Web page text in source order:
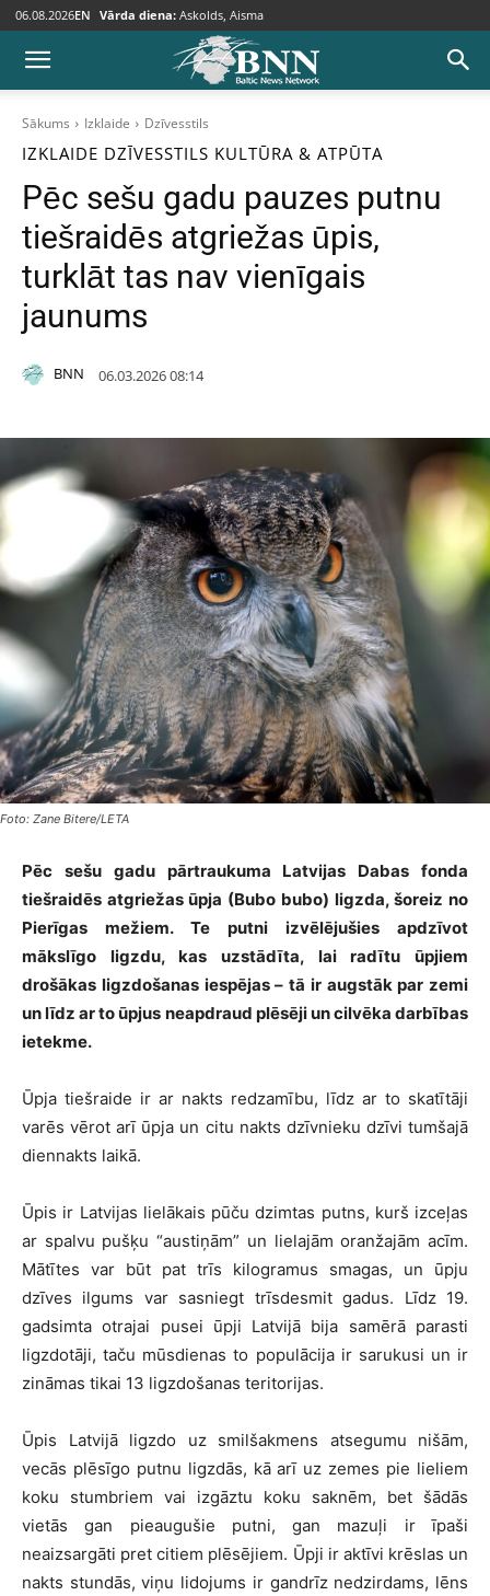
06.08.2026EN Vārda diena: Askolds, Aisma
Sākums Izklaide Dzīvesstils
IZKLAIDE DZĪVESSTILS KULTŪRA & ATPŪTA
Pēc sešu gadu pauzes putnu
tiešraidēs atgriežas ūpis,
turklāt tas nav vienīgais
jaunums
BNN 06.03.2026 08:14
Foto: Zane Bitere/LETA
Pēc sešu gadu pārtraukuma Latvijas Dabas fonda
tiešraidēs atgriežas ūpja (Bubo bubo) ligzda, šoreiz no
Pierīgas mežiem. Te putni izvēlējušies apdzīvot
mākslīgo ligzdu, kas uzstādīta, lai radītu ūpjiem
drošākas ligzdošanas iespējas – tā ir augstāk par zemi
un līdz ar to ūpjus neapdraud plēsēji un cilvēka darbības
ietekme.
Ūpja tiešraide ir ar nakts redzamību, līdz ar to skatītāji
varēs vērot arī ūpja un citu nakts dzīvnieku dzīvi tumšajā
diennakts laikā.
Ūpis ir Latvijas lielākais pūču dzimtas putns, kurš izceļas
ar spalvu pušķu “austiņām” un lielajām oranžajām acīm.
Mātītes var būt pat trīs kilogramus smagas, un ūpju
dzīves ilgums var sasniegt trīsdesmit gadus. Līdz 19.
gadsimta otrajai pusei ūpji Latvijā bija samērā parasti
ligzdotāji, taču mūsdienas to populācija ir sarukusi un ir
zināmas tikai 13 ligzdošanas teritorijas.
Ūpis Latvijā ligzdo uz smilšakmens atsegumu nišām,
vecās plēsīgo putnu ligzdās, kā arī uz zemes pie lieliem
koku stumbriem vai izgāztu koku saknēm, bet šādās
vietās gan pieaugušie putni, gan mazuļi ir īpaši
neaizsargāti pret citiem plēsējiem. Ūpji ir aktīvi krēslas un
nakts stundās, viņu lidojums ir gandrīz nedzirdams, lēns